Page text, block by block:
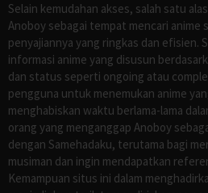
Selain kemudahan akses, salah satu
Anoboy sebagai tempat mencari anime
penyajiannya yang ringkas dan efisien.
informasi anime yang disusun
dan status seperti ongoing atau
pengguna untuk menemukan anime
menghabiskan waktu berlama-lama
orang yang menganggap Anoboy
dengan Samehadaku, terutama bagi
musiman dan ingin mendapatkan
Kemampuan situs ini dalam